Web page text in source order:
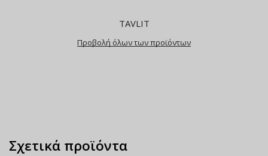
TAVLIT
Προβολή όλων των προϊόντων
Σχετικά προϊόντα